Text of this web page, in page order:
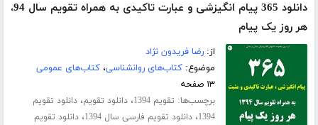
دانلود 365 پیام انگیزشی و عبارت تاکیدی به همراه تقویم سال 94،
هر روز یک پیام
از:رضا فریدون نژاد
موضوع:کتاب‌های روانشناسی،کتاب‌های عمومی
۱۳ صفحه
برچسب‌ها: تقویم 1394 ،دانلود تقویم،دانلود تقویم
1394،دانلود تقویم فارسی سال 1394 ،دانلود تقویم